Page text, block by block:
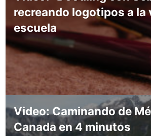
recreando logotipos a la
escuela
Video: Caminando de
Canada en 4 minutos